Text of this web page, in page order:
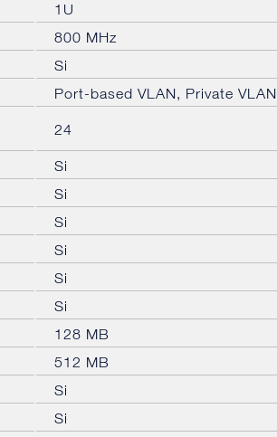
1U
800 MHz
Si
Port-based VLAN, Private VLAN
24
Si
Si
Si
Si
Si
Si
128 MB
512 MB
Si
Si